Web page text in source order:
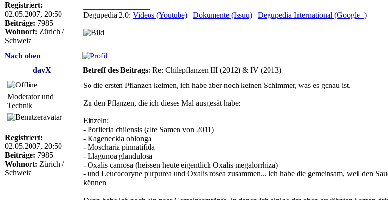
Registriert:
02.05.2007, 20:50
Beiträge: 7985
Wohnort: Zürich /
Schweiz
Degupedia 2.0: Videos (Youtube) | Dokumente (Issuu) | Degupedia International (Google+)
Nach oben
davX
Betreff des Beitrags: Re: Chilepflanzen III (2012) & IV (2013)
Moderator und
Technik
Registriert:
02.05.2007, 20:50
Beiträge: 7985
Wohnort: Zürich /
Schweiz
So die ersten Pflanzen keimen, ich habe aber noch keinen Schimmer, was es genau ist.
Zu den Pflanzen, die ich dieses Mal ausgesät habe:
Einzeln:
- Porlieria chilensis (alte Samen von 2011)
- Kageneckia oblonga
- Moscharia pinnatifida
- Llagunoa glandulosa
- Oxalis carnosa (heissen heute eigentlich Oxalis megalorrhiza)
- und Leucocoryne purpurea und Oxalis rosea zusammen... ich habe die gemeinsam, weil den
können